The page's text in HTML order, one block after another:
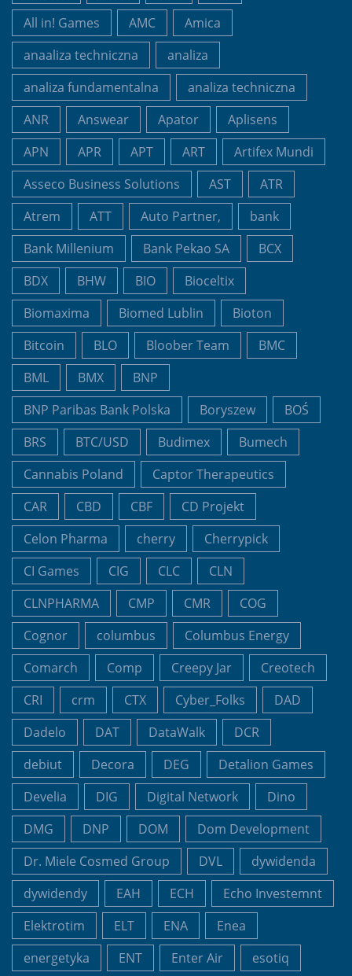
All in! Games
AMC
Amica
anaaliza techniczna
analiza
analiza fundamentalna
analiza techniczna
ANR
Answear Apator
Aplisens
APN
APR APT ART
Artifex Mundi
Asseco Business Solutions
AST
ATR
Atrem
ATT Auto Partner,
bank
Bank Millenium
Bank Pekao SA
BCX
BDX
BHW BIO
Bioceltix
Biomaxima
Biomed Lublin
Bioton
Bitcoin
BLO Bloober Team
BMC
BML
BMX
BNP
BNP Paribas Bank Polska
Boryszew
BOŚ
BRS
BTC/USD Budimex
Bumech
Cannabis Poland
Captor Therapeutics
CAR
CBD CBF
CD Projekt
Celon Pharma
cherry
Cherrypick
CI Games
CIG CLC
CLN
CLNPHARMA
CMP CMR
COG
Cognor
columbus
Columbus Energy
Comarch
Comp Creepy Jar
Creotech
CRI
crm CTX Cyber_Folks
DAD
Dadelo
DAT DataWalk
DCR
debiut
Decora DEG
Detalion Games
Develia
DIG Digital Network
Dino
DMG
DNP DOM
Dom Development
Dr. Miele Cosmed Group
DVL
dywidenda
dywidendy
EAH ECH
Echo Investemnt
Elektrotim
ELT ENA
Enea
energetyka
ENT Enter Air esotiq